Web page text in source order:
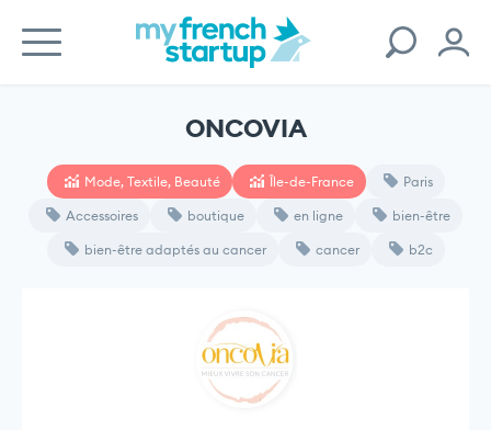
ONCOVIA
Mode, Textile, Beauté Île-de-France Paris
Accessoires boutique en ligne bien-être
bien-être adaptés au cancer cancer b2c